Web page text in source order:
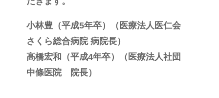
小林豊（平成5年卒）（医療法人医仁会
さくら総合病院 病院長）
高橋宏和（平成4年卒）（医療法人社団
中條医院 院長）